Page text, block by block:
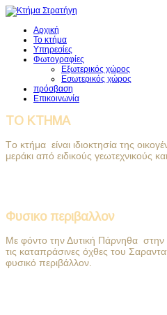
Αρχική
Το κτήμα
Υπηρεσίες
Φωτογραφίες
Εξωτερικός χώρος
Εσωτερικός χώρος
πρόσβαση
Επικοινωνία
ΤΟ ΚΤΗΜΑ
Τo κτήμα είναι ιδιοκτησία της
μεράκι από ειδικούς γεωτεχνικούς
Φυσικο περιβαλλον
Με φόντο την Δυτική Πάρνηθα
τις καταπράσινες όχθες του
φυσικό περιβάλλον.